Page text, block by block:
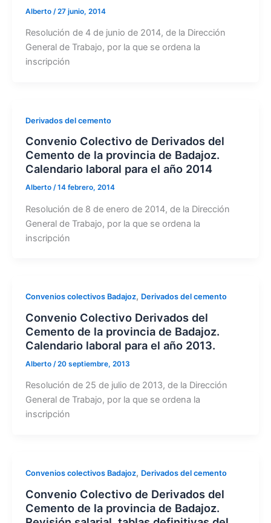
Alberto /27 junio, 2014
Resolución de 4 de junio de 2014, de la Dirección
General de Trabajo, por la que se ordena la
inscripción
Derivados del cemento
Convenio Colectivo de Derivados del
Cemento de la provincia de Badajoz.
Calendario laboral para el año 2014
Alberto /14 febrero, 2014
Resolución de 8 de enero de 2014, de la Dirección
General de Trabajo, por la que se ordena la
inscripción
Convenios colectivos Badajoz, Derivados del cemento
Convenio Colectivo Derivados del
Cemento de la provincia de Badajoz.
Calendario laboral para el año 2013.
Alberto /20 septiembre, 2013
Resolución de 25 de julio de 2013, de la Dirección
General de Trabajo, por la que se ordena la
inscripción
Convenios colectivos Badajoz, Derivados del cemento
Convenio Colectivo de Derivados del
Cemento de la provincia de Badajoz.